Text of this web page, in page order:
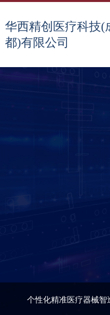
华西精创医疗科技(
都)有限公司
个性化精准医疗器械智